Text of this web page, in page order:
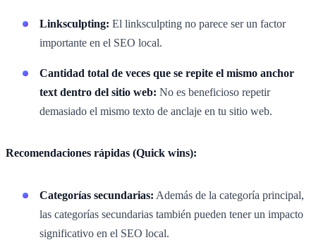
Linksculpting: El linksculpting no parece ser un factor
importante en el SEO local.
Cantidad total de veces que se repite el mismo anchor
text dentro del sitio web: No es beneficioso repetir
demasiado el mismo texto de anclaje en tu sitio web.
Recomendaciones rápidas (Quick wins):
Categorías secundarias: Además de la categoría principal,
las categorías secundarias también pueden tener un impacto
significativo en el SEO local.